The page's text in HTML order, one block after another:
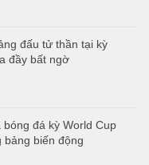
đấu tử thần tại kỳ
đầy bất ngờ
đá kỳ World Cup
bảng biến động